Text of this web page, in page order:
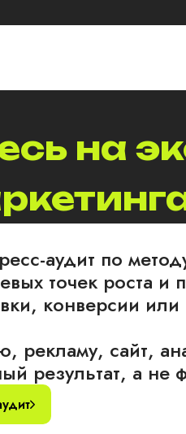
на
аудит по
точек роста и
конверсии
рекламу, сайт,
результат, а не